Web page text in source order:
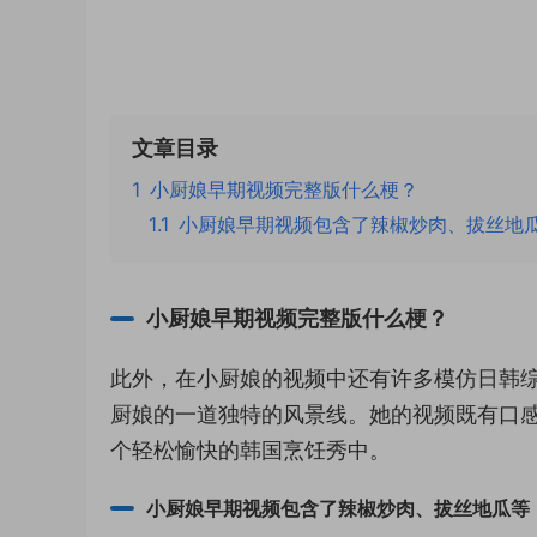
文章目录
1 小厨娘早期视频完整版什么梗？
1.1 小厨娘早期视频包含了辣椒炒肉、拔丝地
小厨娘早期视频完整版什么梗？
此外，在小厨娘的视频中还有许多模仿日韩
厨娘的一道独特的风景线。她的视频既有口
个轻松愉快的韩国烹饪秀中。
小厨娘早期视频包含了辣椒炒肉、拔丝地瓜等